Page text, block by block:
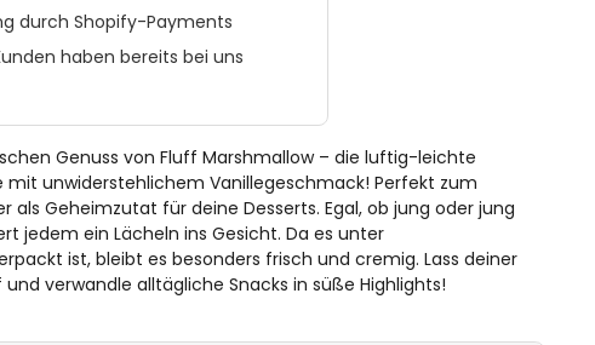
durch Shopify-Payments
haben bereits bei uns
Genuss von Fluff Marshmallow – die luftig-leichte
unwiderstehlichem Vanillegeschmack! Perfekt zum
als Geheimzutat für deine Desserts. Egal, ob jung oder jung
jedem ein Lächeln ins Gesicht. Da es unter
ist, bleibt es besonders frisch und cremig. Lass deiner
verwandle alltägliche Snacks in süße Highlights!